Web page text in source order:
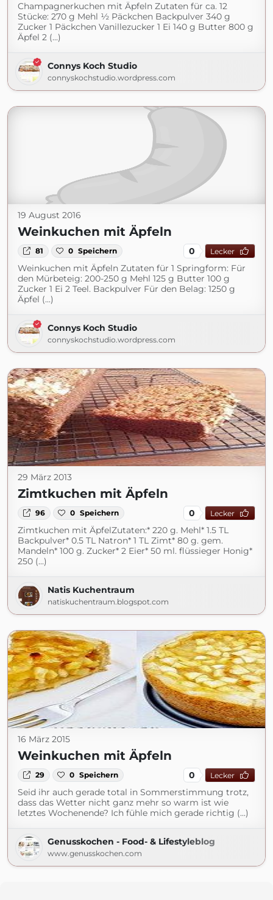
Champagnerkuchen mit Äpfeln Zutaten für ca. 12
Stücke: 270 g Mehl ½ Päckchen Backpulver 340 g
Zucker 1 Päckchen Vanillezucker 1 Ei 140 g Butter 800 g
Äpfel 2 (...)
Connys Koch Studio
connyskochstudio.wordpress.com
19 August 2016
Weinkuchen mit Äpfeln
81 0 Speichern 0 Lecker
Weinkuchen mit Äpfeln Zutaten für 1 Springform: Für
den Mürbeteig: 200-250 g Mehl 125 g Butter 100 g
Zucker 1 Ei 2 Teel. Backpulver Für den Belag: 1250 g
Äpfel (...)
Connys Koch Studio
connyskochstudio.wordpress.com
29 März 2013
Zimtkuchen mit Äpfeln
96 0 Speichern 0 Lecker
Zimtkuchen mit ÄpfelZutaten:* 220 g. Mehl* 1.5 TL
Backpulver* 0.5 TL Natron* 1 TL Zimt* 80 g. gem.
Mandeln* 100 g. Zucker* 2 Eier* 50 ml. flüssieger Honig*
250 (...)
Natis Kuchentraum
natiskuchentraum.blogspot.com
16 März 2015
Weinkuchen mit Äpfeln
29 0 Speichern 0 Lecker
Seid ihr auch gerade total in Sommerstimmung trotz,
dass das Wetter nicht ganz mehr so warm ist wie
letztes Wochenende? Ich fühle mich gerade richtig (...)
Genusskochen - Food- & Lifestyleblog
www.genusskochen.com